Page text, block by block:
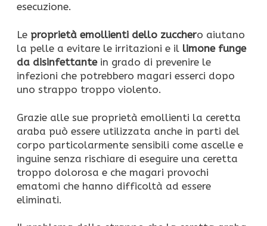
esecuzione.
Le proprietà emollienti dello zucchero aiutano
la pelle a evitare le irritazioni e il limone funge
da disinfettantein grado di prevenire le
infezioni che potrebbero magari esserci dopo
uno strappo troppo violento.
Grazie alle sue proprietà emollienti la ceretta
araba può essere utilizzata anche in parti del
corpo particolarmente sensibili come ascelle e
inguine senza rischiare di eseguire una ceretta
troppo dolorosa e che magari provochi
ematomi che hanno difficoltà ad essere
eliminati.